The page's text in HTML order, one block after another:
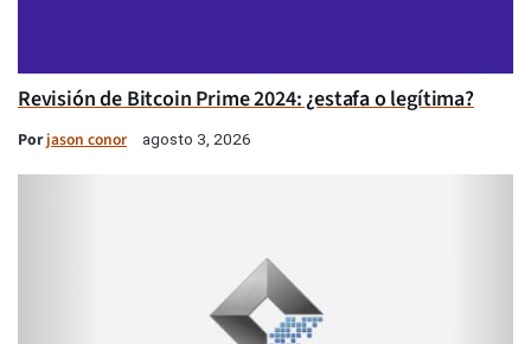
Revisión de Bitcoin Prime 2024: ¿estafa o legítima?
Porjason conor agosto 3, 2026